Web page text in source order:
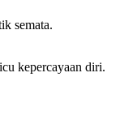
semata.
kepercayaan diri.